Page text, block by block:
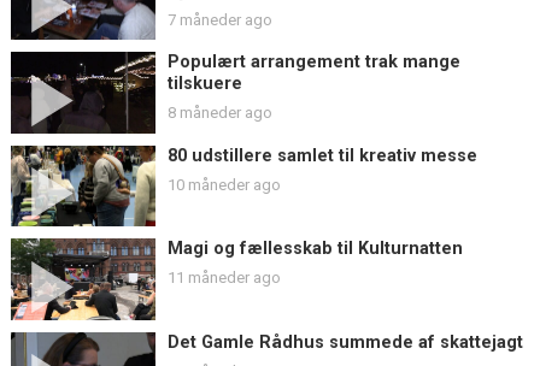
7 måneder ago
Populært arrangement trak mange
tilskuere
8 måneder ago
80 udstillere samlet til kreativ messe
10 måneder ago
Magi og fællesskab til Kulturnatten
11 måneder ago
Det Gamle Rådhus summede af skattejagt